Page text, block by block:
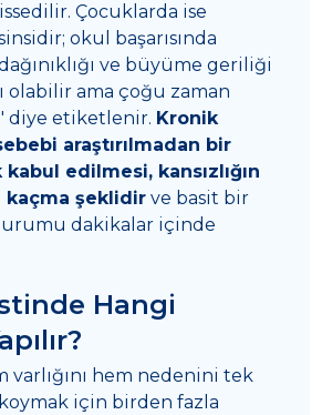
Çocuklarda ise
okul başarısında
ve büyüme geriliği
olabilir ama çoğu zaman
diye etiketlenir. Kronik
araştırılmadan bir
kabul edilmesi, kansızlığın
kaçma şeklidir ve basit bir
dakikalar içinde
Hangi
varlığını hem nedenini tek
için birden fazla